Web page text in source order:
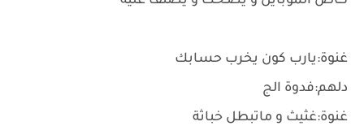
غنوة:يارب كون يخرب حسابك
دلهم:فدوة الج
غنوة:غثيث و ماتبطل خباثة